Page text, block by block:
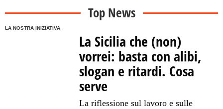
Top News
LA NOSTRA INIZIATIVA
La Sicilia che (non)
vorrei: basta con alibi,
slogan e ritardi. Cosa
serve
La riflessione sul lavoro e sulle